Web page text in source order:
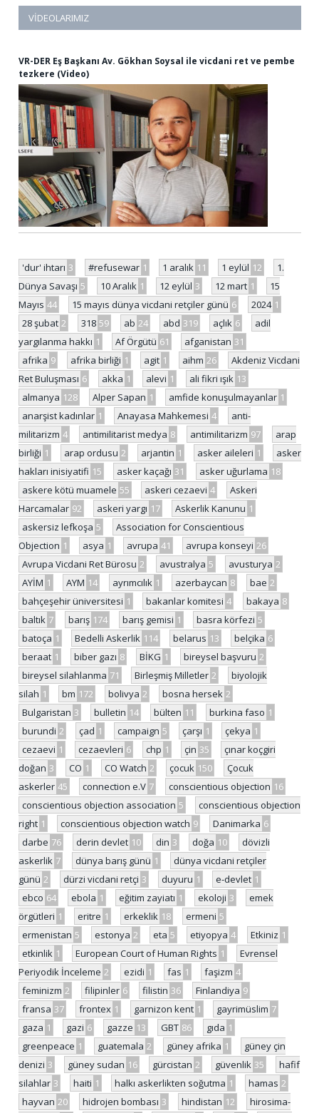
VIDEOLARIMIZ
VR-DER Eş Başkanı Av. Gökhan Soysal ile vicdani ret ve pembe
tezkere (Video)
'dur' ihtarı 3 #refusewar 1 1 aralık 11 1 eylül 12
1.
Dünya Savaşı 5 10 Aralık 1 12 eylül 3 12 mart 1
15
Mayıs 44 15 mayıs dünya vicdani retçiler günü 6 2024 1
28 şubat 2 318 59 ab 24 abd 319 açlık 6
adil
yargılanma hakkı 1 Af Örgütü 61 afganistan 31
afrika 9 afrika birliği 1 agit 1 aihm 26
Akdeniz Vicdani
Ret Buluşması 6 akka 1 alevi 1 ali fikri ışık 13
almanya 128 Alper Sapan 1 amfide konuşulmayanlar 1
anarşist kadınlar 1 Anayasa Mahkemesi 4
anti-
militarizm 4 antimilitarist medya 8 antimilitarizm 97
arap
birliği 1 arap ordusu 2 arjantin 1 asker aileleri 1
asker
hakları inisiyatifi 15 asker kaçağı 31 asker uğurlama 18
askere kötü muamele 55 askeri cezaevi 4
Askeri
Harcamalar 92 askeri yargı 17 Askerlik Kanunu 1
askersiz lefkoşa 5
Association for Conscientious
Objection 1 asya 1 avrupa 41 avrupa konseyi 26
Avrupa Vicdani Ret Bürosu 2 avustralya 5 avusturya 2
AYİM 1 AYM 14 ayrımcılık 1 azerbaycan 8 bae 2
bahçeşehir üniversitesi 1 bakanlar komitesi 4 bakaya 8
baltık 7 barış 174 barış gemisi 1 basra körfezi 5
batoça 1 Bedelli Askerlik 114 belarus 13 belçika 6
beraat 1 biber gazı 8 BİKG 1 bireysel başvuru 2
bireysel silahlanma 71 Birleşmiş Milletler 2
biyolojik
silah 1 bm 172 bolivya 2 bosna hersek 2
Bulgaristan 3 bulletin 14 bülten 11 burkina faso 1
burundi 2 çad 1 campaign 5 çarşı 1 çekya 1
cezaevi 1 cezaevleri 6 chp 1 çin 35
çınar koçgiri
doğan 3 CO 1 CO Watch 2 çocuk 150
Çocuk
askerler 45 connection e.V 7 conscientious objection 16
conscientious objection association 5
conscientious objection
right 1 conscientious objection watch 9 Danimarka 6
darbe 76 derin devlet 10 din 3 doğa 10
dövizli
askerlik 7 dünya barış günü 1
dünya vicdani retçiler
günü 2 dürzi vicdani retçi 3 duyuru 1 e-devlet 1
ebco 64 ebola 1 eğitim zayiatı 1 ekoloji 3
emek
örgütleri 1 eritre 1 erkeklik 18 ermeni 5
ermenistan 5 estonya 2 eta 5 etiyopya 4 Etkiniz 1
etkinlik 1 European Court of Human Rights 1
Evrensel
Periyodik İnceleme 2 ezidi 1 fas 1 faşizm 4
feminizm 2 filipinler 6 filistin 36 Finlandiya 9
fransa 37 frontex 1 garnizon kent 1 gayrimüslim 7
gaza 1 gazi 6 gazze 13 GBT 86 gıda 1
greenpeace 1 guatemala 2 güney afrika 1
güney çin
denizi 3 güney sudan 16 gürcistan 2 güvenlik 35
hafif
silahlar 3 haiti 1 halkı askerlikten soğutma 1 hamas 2
hayvan 20 hidrojen bombası 3 hindistan 12
hirosima-